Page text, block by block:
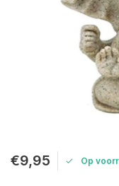
€9,95 Op